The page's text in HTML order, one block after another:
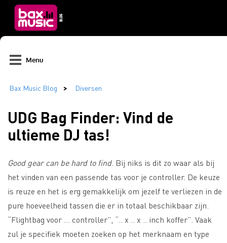
Menu
UDG Bag Finder: Vind de
ultieme DJ tas!
Good gear can be hard to find. Bij niks is dit zo waar als bij
het vinden van een passende tas voor je controller. De keuze
is reuze en het is erg gemakkelijk om jezelf te verliezen in de
pure hoeveelheid tassen die er in totaal beschikbaar zijn.
“Flightbag voor … controller”, “.. x .. x .. inch koffer”. Vaak
zul je specifiek moeten zoeken op het merknaam en type